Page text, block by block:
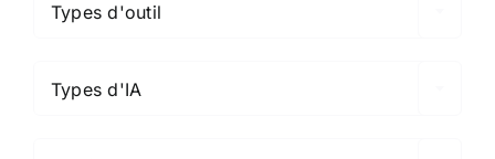
Types d'outil
Types d'IA